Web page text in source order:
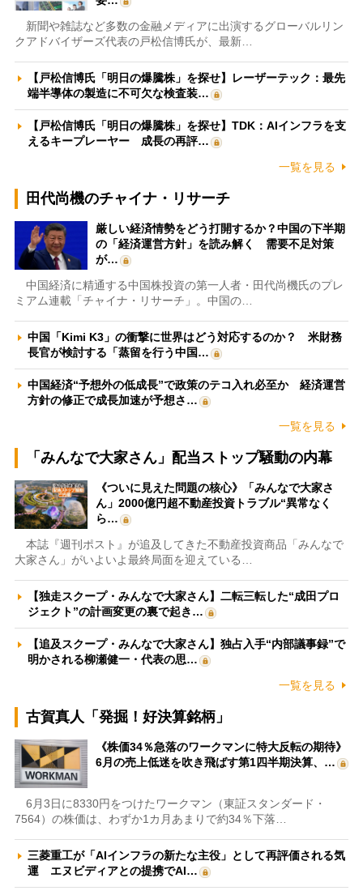
新聞や雑誌など多数の金融メディアに出演するグローバルリン
クアドバイザーズ代表の戸松信博氏が、最新…
【戸松信博氏「明日の爆騰株」を探せ】レーザーテック：最先
端半導体の製造に不可欠な検査装…
【戸松信博氏「明日の爆騰株」を探せ】TDK：AIインフラを支
えるキープレーヤー 成長の再評…
一覧を見る
田代尚機のチャイナ・リサーチ
厳しい経済情勢をどう打開するか？中国の下半期
の「経済運営方針」を読み解く 需要不足対策
が…
中国経済に精通する中国株投資の第一人者・田代尚機氏のプレ
ミアム連載「チャイナ・リサーチ」。中国の…
中国「Kimi K3」の衝撃に世界はどう対応するのか？ 米財務
長官が検討する「蒸留を行う中国…
中国経済“予想外の低成長”で政策のテコ入れ必至か 経済運営
方針の修正で成長加速が予想さ…
一覧を見る
「みんなで大家さん」配当ストップ騒動の内幕
《ついに見えた問題の核心》「みんなで大家さ
ん」2000億円超不動産投資トラブル“異常なく
ら…
本誌『週刊ポスト』が追及してきた不動産投資商品「みんなで
大家さん」がいよいよ最終局面を迎えている…
【独走スクープ・みんなで大家さん】二転三転した“成田プロ
ジェクト”の計画変更の裏で起き…
【追及スクープ・みんなで大家さん】独占入手“内部議事録”で
明かされる柳瀬健一・代表の思…
一覧を見る
古賀真人「発掘！好決算銘柄」
《株価34％急落のワークマンに特大反転の期待》
6月の売上低迷を吹き飛ばす第1四半期決算、…
6月3日に8330円をつけたワークマン（東証スタンダード・
7564）の株価は、わずか1カ月あまりで約34％下落…
三菱重工が「AIインフラの新たな主役」として再評価される気
運 エヌビディアとの提携でAI…